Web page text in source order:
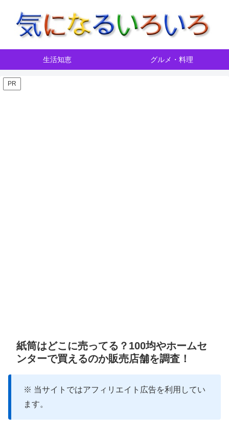
生活知恵 グルメ・料理
PR
紙筒はどこに売ってる？100均やホームセ
ンターで買えるのか販売店舗を調査！
※ 当サイトではアフィリエイト広告を利用してい
ます。